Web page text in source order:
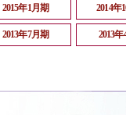
2015年1月期 2014年
2013年7月期 2013